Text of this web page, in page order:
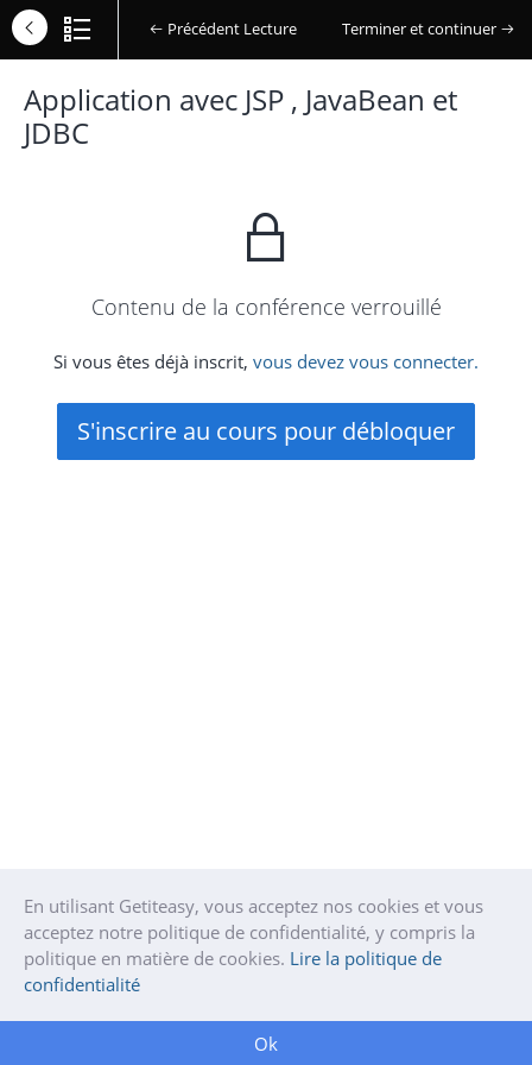
Précédent Lecture Terminer et continuer
Application avec JSP , JavaBean et
JDBC
Contenu de la conférence verrouillé
Si vous êtes déjà inscrit, vous devez vous connecter.
S'inscrire au cours pour débloquer
En utilisant Getiteasy, vous acceptez nos cookies et vous
acceptez notre politique de confidentialité, y compris la
politique en matière de cookies. Lire la politique de
confidentialité
Ok